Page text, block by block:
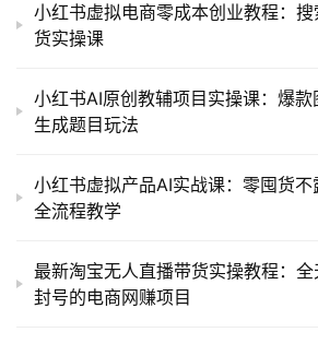
小红书虚拟电商零成本创业教程：
货实操课
小红书AI原创教辅项目实操课：爆
生成题目玩法
小红书虚拟产品AI实战课：零囤货
全流程教学
最新淘宝无人直播带货实操教程：
封号的电商网赚项目